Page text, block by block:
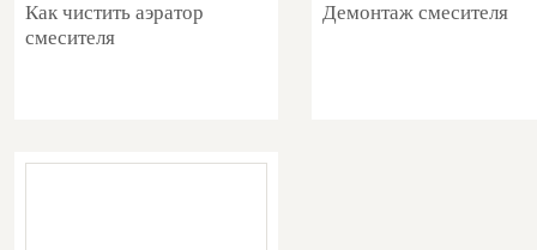
Как чистить аэратор
смесителя
Демонтаж смесителя